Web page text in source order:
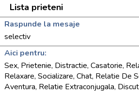
Lista prieteni
Raspunde la mesaje
selectiv
Aici pentru:
Sex, Prietenie, Distractie, Casatorie,
Relaxare, Socializare, Chat, Relatie De
Aventura, Relatie Extraconjugala,